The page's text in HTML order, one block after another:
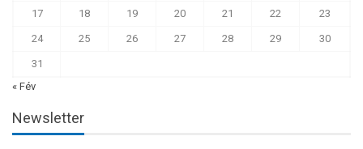
17 18 19 20 21 22 23
24 25 26 27 28 29 30
31
« Fév
Newsletter